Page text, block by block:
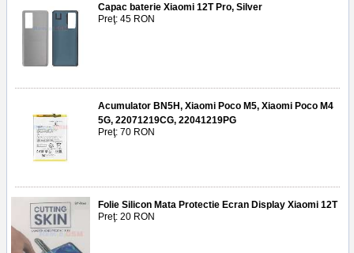
Capac baterie Xiaomi 12T Pro, Silver
Preţ: 45 RON
Acumulator BN5H, Xiaomi Poco M5, Xiaomi Poco M4
5G, 22071219CG, 22041219PG
Preţ: 70 RON
Folie Silicon Mata Protectie Ecran Display Xiaomi 12T
Preţ: 20 RON